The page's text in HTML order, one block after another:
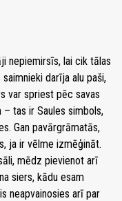
nepiemirsīs, lai cik tālas
darīja alu paši,
var spriest pēc savas
tas ir Saules simbols,
Gan pavārgrāmatās,
ja ir vēlme izmēģināt.
mēdz pievienot arī
siers, kādu esam
neapvainosies arī par